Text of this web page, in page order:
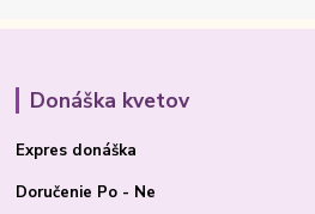
Donáška kvetov
Expres donáška
Doručenie Po - Ne